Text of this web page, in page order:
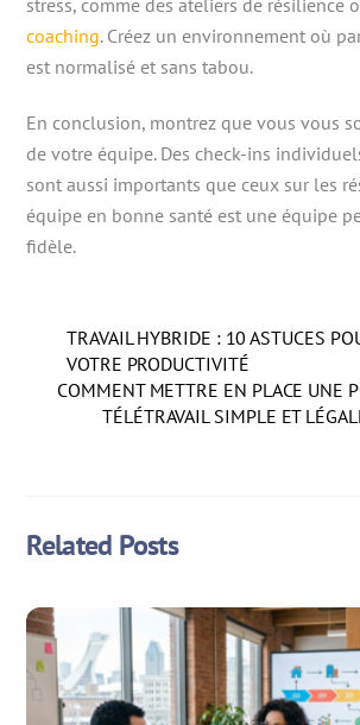
stress, comme des ateliers de résilience
coaching. Créez un environnement où
est normalisé et sans tabou.
En conclusion, montrez que vous vous
de votre équipe. Des check-ins
sont aussi importants que ceux sur les
équipe en bonne santé est une équipe
fidèle.
TRAVAIL HYBRIDE : 10 ASTUCES
VOTRE PRODUCTIVITÉ
COMMENT METTRE EN PLACE UNE
TÉLÉTRAVAIL SIMPLE ET
Related Posts